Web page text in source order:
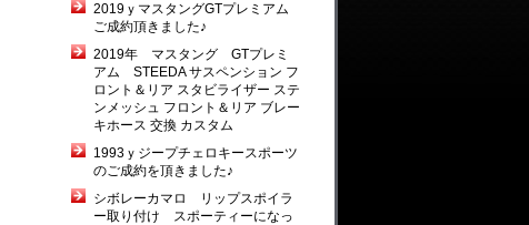
2019ｙマスタングGTプレミアム
ご成約頂きました♪
2019年 マスタング GTプレミ
アム STEEDA サスペンション フ
ロント＆リア スタビライザー ステ
ンメッシュ フロント＆リア ブレー
キホース 交換 カスタム
1993ｙジープチェロキースポーツ
のご成約を頂きました♪
シボレーカマロ リップスポイラ
ー取り付け スポーティーになっ